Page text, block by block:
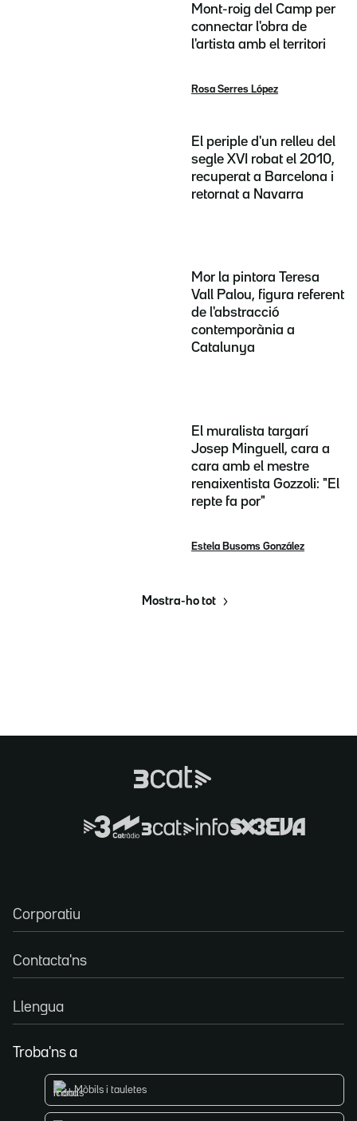
Mont-roig del Camp per
connectar l'obra de
l'artista amb el territori
Rosa Serres López
El periple d'un relleu del
segle XVI robat el 2010,
recuperat a Barcelona i
retornat a Navarra
Mor la pintora Teresa
Vall Palou, figura referent
de l'abstracció
contemporània a
Catalunya
El muralista targarí
Josep Minguell, cara a
cara amb el mestre
renaixentista Gozzoli: "El
repte fa por"
Estela Busoms González
Mostra-ho tot
Corporatiu
Contacta'ns
Llengua
Troba'ns a
Mòbils i tauletes